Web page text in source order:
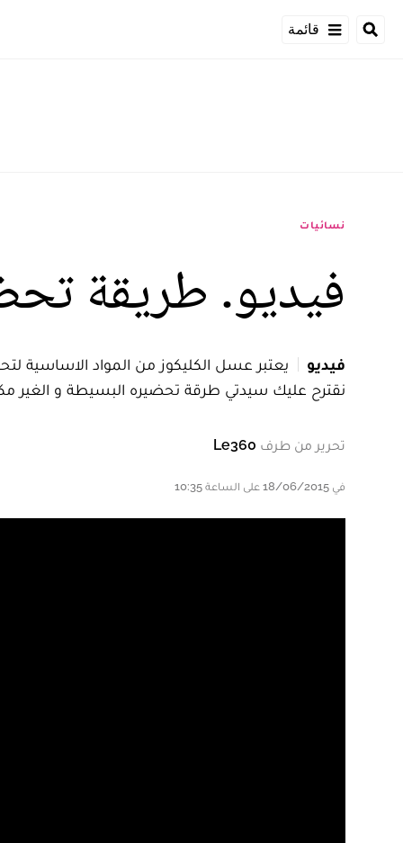
قائمة
نسائيات
فيديو. طريقة
فيديو
يعتبر عسل الكليكوز من المواد الاساسية
نقترح عليك سيدتي طرقة تحضيره البسيطة و الغير
تحرير من طرف Le360
في 18/06/2015 على الساعة 10:35